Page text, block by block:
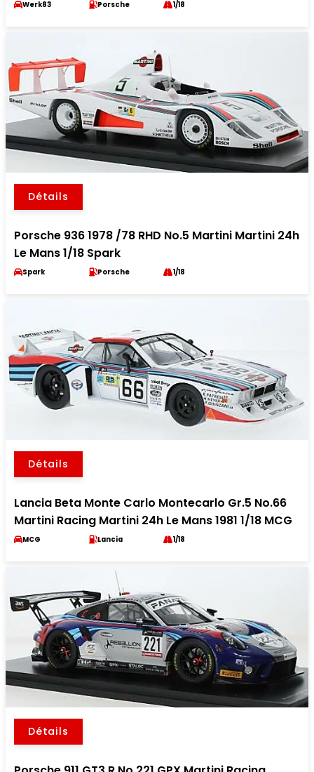
Werk83 Porsche 1/18
Détails
Porsche 936 1978 /78 RHD No.5 Martini Martini 24h
Le Mans 1/18 Spark
Spark Porsche 1/18
Détails
Lancia Beta Monte Carlo Montecarlo Gr.5 No.66
Martini Racing Martini 24h Le Mans 1981 1/18 MCG
MCG Lancia 1/18
Détails